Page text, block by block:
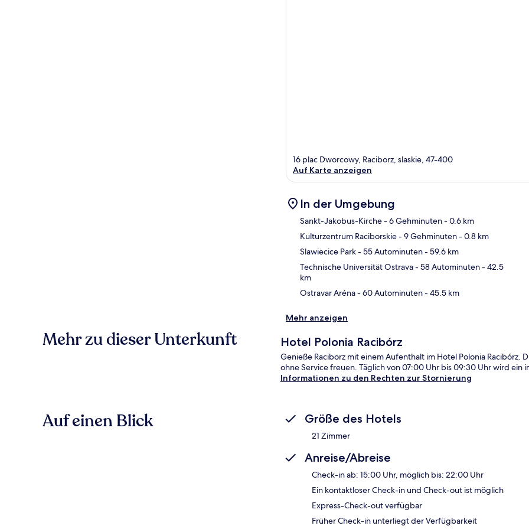
16 plac Dworcowy, Raciborz, slaskie, 47-400
Auf Karte anzeigen
In der Umgebung
Sankt-Jakobus-Kirche- 6 Gehminuten- 0.6 km
Kulturzentrum Raciborskie- 9 Gehminuten- 0.8 km
Slawiecice Park- 55 Autominuten- 59.6 km
Technische Universität Ostrava- 58 Autominuten- 42.5
km
Ostravar Aréna- 60 Autominuten- 45.5 km
Mehr anzeigen
Mehr zu dieser Unterkunft Hotel Polonia Racibórz
Genieße Raciborz mit einem Aufenthalt im Hotel Polonia Racibórz.
ohne Service freuen. Täglich von 07:00 Uhr bis 09:30 Uhr wird
Informationen zu den Rechten zur Stornierung
Auf einen Blick Größe des Hotels
21 Zimmer
Anreise/Abreise
Check-in ab: 15:00 Uhr, möglich bis: 22:00 Uhr
Ein kontaktloser Check-in und Check-out ist möglich
Express-Check-out verfügbar
Früher Check-in unterliegt der Verfügbarkeit